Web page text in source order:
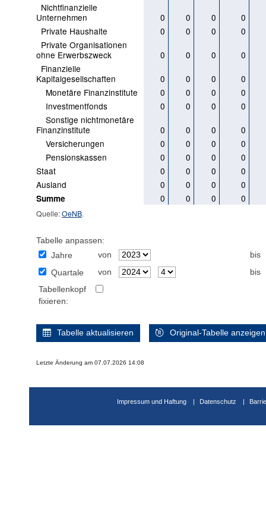
Nichtfinanzielle
Unternehmen
0 0 0
0
Private Haushalte
0 0 0
0
Private Organisationen
ohne Erwerbszweck
0 0 0
0
Finanzielle
Kapitalgesellschaften
0 0 0
0
Monetäre Finanzinstitute
0 0 0
0
Investmentfonds
0 0 0
0
Sonstige nichtmonetäre
Finanzinstitute
0 0 0
0
Versicherungen
0 0 0
0
Pensionskassen
0 0 0
0
Staat
0 0 0
0
Ausland
0 0 0 0
Summe 0 0 0 0
Quelle:OeNB.
Tabelle anpassen:
Jahre
von
bis
Quartale
von
bis
Tabellenkopf
fixieren:
Tabelle aktualisieren Original-Tabelle anzeigen
Letzte Änderung am 07.07.2026 14:08
Impressum und Haftung Datenschutz